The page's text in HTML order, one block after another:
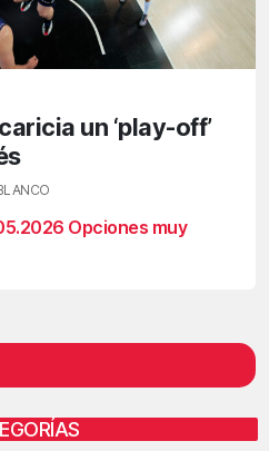
un ‘play-off’
Opciones muy